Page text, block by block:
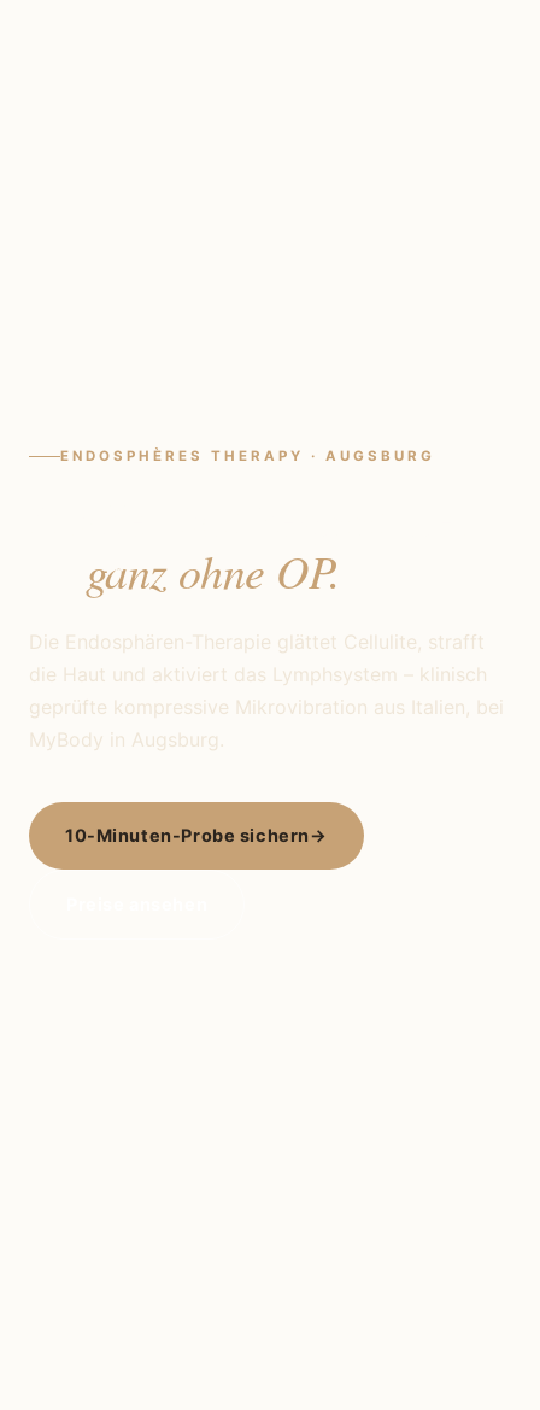
ENDOSPHÈRES THERAPY · AUGSBURG
ganz ohne OP.
Die Endosphären-Therapie glättet Cellulite, strafft
die Haut und aktiviert das Lymphsystem – klinisch
geprüfte kompressive Mikrovibration aus Italien, bei
MyBody in Augsburg.
10-Minuten-Probe sichern→